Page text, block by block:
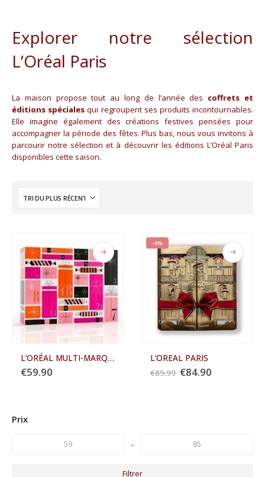
Explorer notre sélection
L’Oréal Paris
La maison propose tout au long de l’année des coffrets et
éditions spéciales qui regroupent ses produits incontournables.
Elle imagine également des créations festives pensées pour
accompagner la période des fêtes. Plus bas, nous vous invitons à
parcourir notre sélection et à découvrir les éditions L’Oréal Paris
disponibles cette saison.
L’ORÉAL MULTI-MARQUES
€59.90
-6%
L’OREAL PARIS
€89.99 Le
€84.90Le
Prix
-
Filtrer